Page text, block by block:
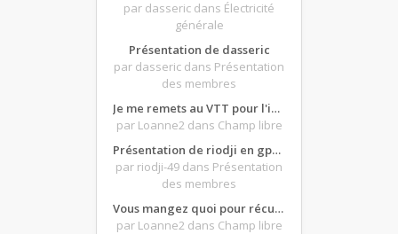
par dasseric dans Électricité
générale
Présentation de dasseric
par dasseric dans Présentation
des membres
Je me remets au VTT pour l'intersaison, version électrique
par Loanne2 dans Champ libre
Présentation de riodji en gpz500
par riodji-49 dans Présentation
des membres
Vous mangez quoi pour récupérer après une grosse journée de moto ?
par Loanne2 dans Champ libre